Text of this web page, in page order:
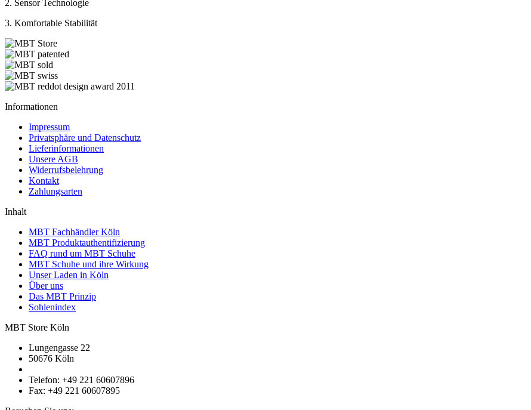
2. Sensor Technologie
3. Komfortable Stabilität
Informationen
Impressum
Privatsphäre und Datenschutz
Lieferinformationen
Unsere AGB
Widerrufsbelehrung
Kontakt
Zahlungsarten
Inhalt
MBT Fachhändler Köln
MBT Produktauthentifizierung
FAQ rund um MBT Schuhe
MBT Schuhe und ihre Wirkung
Unser Laden in Köln
Über uns
Das MBT Prinzip
Sohlenindex
MBT Store Köln
Lungengasse 22
50676 Köln
Telefon: +49 221 60607896
Fax: +49 221 60607895